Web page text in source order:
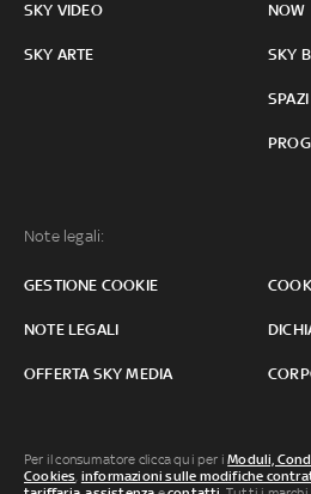
SKY VIDEO
SKY ARTE
NOW
SKY
Note legali:
GESTIONE COOKIE
NOTE LEGALI
OFFERTA SKY MEDIA
Per il consumatore clicca qui per iModuli,
Cookies, informazioni sulle modifiche